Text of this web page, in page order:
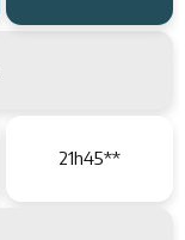
21h45**